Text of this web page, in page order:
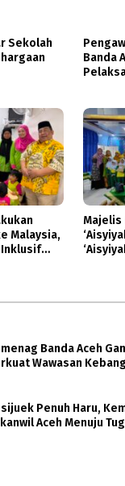
Sekolah
Banda
Malaysia,
Inklusif
Majelis
Banda Aceh
Wawasan
Penuh Haru,
Aceh Menuju